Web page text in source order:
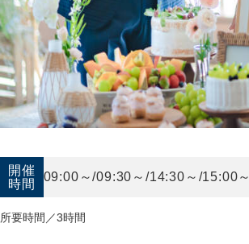
開催
時間
09:00～/09:30～/14:30～/15:00～
所要時間／3時間